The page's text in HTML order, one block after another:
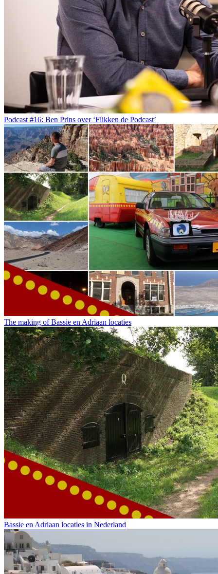
Podcast #16: Ben Prins over ‘Flikken de Podcast’
The making of Bassie en Adriaan locaties
Bassie en Adriaan locaties in Nederland